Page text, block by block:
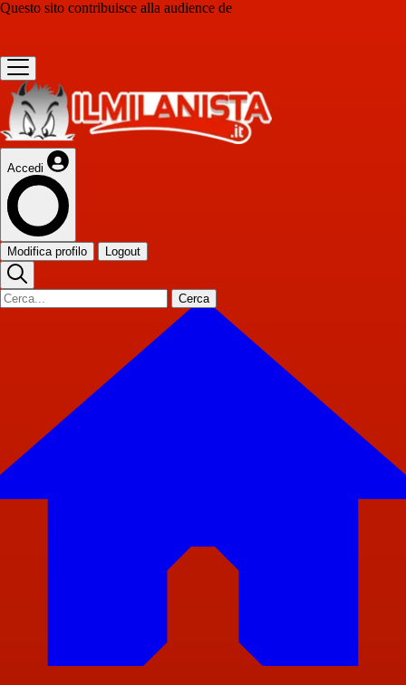
Questo sito contribuisce alla audience de
Accedi
Modifica profilo Logout
Cerca